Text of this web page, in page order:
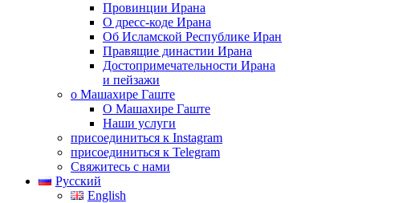
Провинции Ирана
О дресс-коде Ирана
Об Исламской Республике Иран
Правящие династии Ирана
Достопримечательности Ирана
и пейзажи
о Машахире Гаште
О Машахире Гаште
Наши услуги
присоединиться к Instagram
присоединиться к Telegram
Свяжитесь с нами
Русский
English